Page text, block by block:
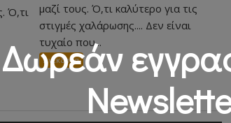
Ό,τι
μαζί τους. Ό,τι καλύτερο για τις
στιγμές χαλάρωσης.... Δεν είναι
τυχαίο που...
Ανεκδοτα
Δωρεάν